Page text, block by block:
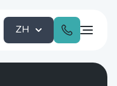
ZH